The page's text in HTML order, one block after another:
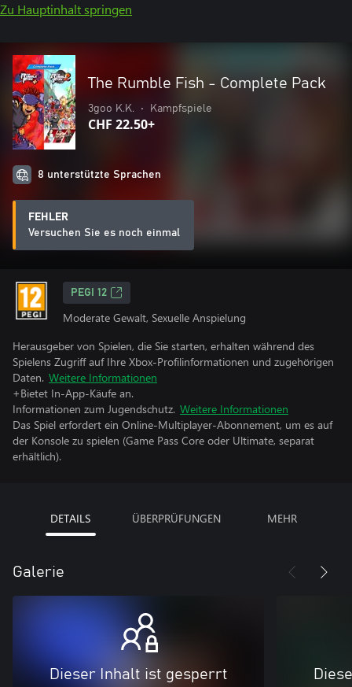
Zu Hauptinhalt springen
The Rumble Fish - Complete Pack
3goo K.K. • Kampfspiele
CHF 22.50+
8 unterstützte Sprachen
FEHLER
Versuchen Sie es noch einmal
PEGI 12
Moderate Gewalt, Sexuelle Anspielung
Herausgeber von Spielen, die Sie starten, erhalten während des
Spielens Zugriff auf Ihre Xbox-Profilinformationen und zugehörigen
Daten. Weitere Informationen
+Bietet In-App-Käufe an.
Informationen zum Jugendschutz. Weitere Informationen
Das Spiel erfordert ein Online-Multiplayer-Abonnement, um es auf
der Konsole zu spielen (Game Pass Core oder Ultimate, separat
erhältlich).
DETAILS ÜBERPRÜFUNGEN MEHR
Galerie
Dieser Inhalt ist gesperrt